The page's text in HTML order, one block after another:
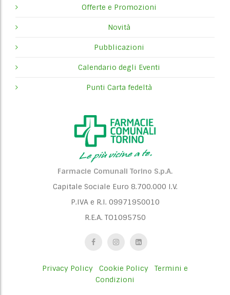
Offerte e Promozioni
Novità
Pubblicazioni
Calendario degli Eventi
Punti Carta fedeltà
Farmacie Comunali Torino S.p.A.
Capitale Sociale Euro 8.700.000 I.V.
P.IVA e R.I. 09971950010
R.E.A. TO1095750
Privacy Policy Cookie Policy
Termini e
Condizioni